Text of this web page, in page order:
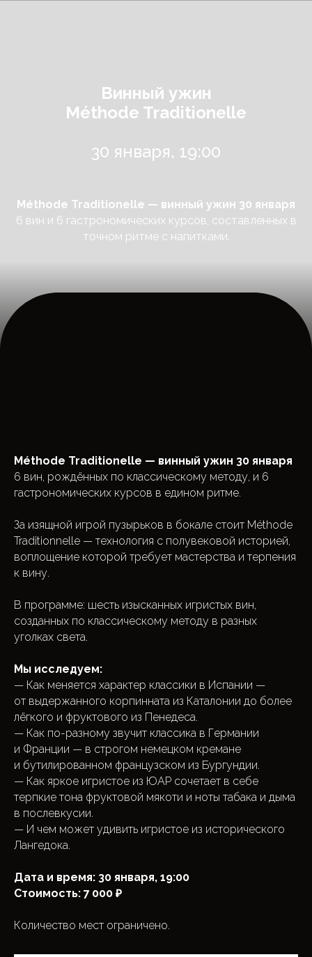
Винный ужин
Méthode Traditionelle
30 января, 19:00
Méthode Traditionelle — винный ужин 30 января
6 вин и 6 гастрономических курсов, составленных в
точном ритме с напитками.
Méthode Traditionelle — винный ужин 30 января
6 вин, рождённых по классическому методу, и 6
гастрономических курсов в едином ритме.
За изящной игрой пузырьков в бокале стоит Méthode
Traditionnelle — технология с полувековой историей,
воплощение которой требует мастерства и терпения
к вину.
В программе: шесть изысканных игристых вин,
созданных по классическому методу в разных
уголках света.
Мы исследуем:
— Как меняется характер классики в Испании —
от выдержанного корпинната из Каталонии до более
лёгкого и фруктового из Пенедеса.
— Как по-разному звучит классика в Германии
и Франции — в строгом немецком кремане
и бутилированном французском из Бургундии.
— Как яркое игристое из ЮАР сочетает в себе
терпкие тона фруктовой мякоти и ноты табака и дыма
в послевкусии.
— И чем может удивить игристое из исторического
Лангедока.
Дата и время: 30 января, 19:00
Стоимость: 7 000 ₽
Количество мест ограничено.